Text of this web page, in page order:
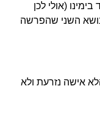
(אולי לכן
השני שהפרשה
אישה נזרעת ולא